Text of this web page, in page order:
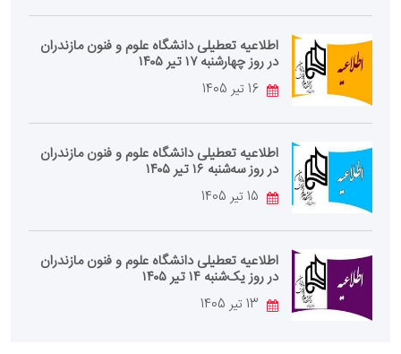
اطلاعیه تعطیلی دانشگاه علوم و فنون مازندران
در روز چهارشنبه ۱۷ تیر ۱۴۰۵
اطلاعیه تعطیلی دانشگاه علوم و فنون مازندران
در روز سه‌شنبه ۱۶ تیر ۱۴۰۵
اطلاعیه تعطیلی دانشگاه علوم و فنون مازندران
در روز یک‌شنبه ۱۴ تیر ۱۴۰۵